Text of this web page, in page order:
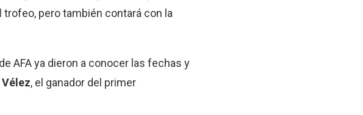
trofeo, pero también contará con la
AFA ya dieron a conocer las fechas y
, el ganador del primer